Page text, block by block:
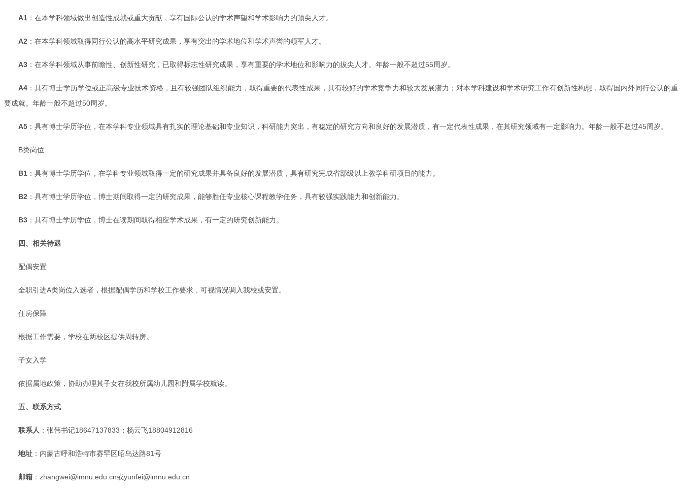
A1 ：在本学科领域做出创造性成就或重大贡献，享有国际公认的学术声望和学术影响力的顶尖人才。
A2 ：在本学科领域取得同行公认的高水平研究成果，享有突出的学术地位和学术声誉的领军人才。
A3 ：在本学科领域从事前瞻性、创新性研究，已取得标志性研究成果，享有重要的学术地位和影响力的拔尖人才。年龄一般不超过55周岁。
A4 ：具有博士学历学位或正高级专业技术资格，且有较强团队组织能力，取得重要的代表性成果，具有较好的学术竞争力和较大发展潜力；对本学科建设和学术研究工作有创新性构想，取得国内外同行公认的重
要成就。年龄一般不超过50周岁。
A5 ：具有博士学历学位，在本学科专业领域具有扎实的理论基础和专业知识，科研能力突出，有稳定的研究方向和良好的发展潜质，有一定代表性成果，在其研究领域有一定影响力。年龄一般不超过45周岁。
B类岗位
B1 ：具有博士学历学位，在学科专业领域取得一定的研究成果并具备良好的发展潜质，具有研究完成省部级以上教学科研项目的能力。
B2 ：具有博士学历学位，博士期间取得一定的研究成果，能够胜任专业核心课程教学任务，具有较强实践能力和创新能力。
B3 ：具有博士学历学位，博士在读期间取得相应学术成果，有一定的研究创新能力。
四、相关待遇
配偶安置
全职引进A类岗位入选者，根据配偶学历和学校工作要求，可视情况调入我校或安置。
住房保障
根据工作需要，学校在两校区提供周转房。
子女入学
依据属地政策，协助办理其子女在我校所属幼儿园和附属学校就读。
五、联系方式
联系人 ：张伟书记18647137833；杨云飞18804912816
地址 ：内蒙古呼和浩特市赛罕区昭乌达路81号
邮箱 ：zhangwei@imnu.edu.cn或yunfei@imnu.edu.cn